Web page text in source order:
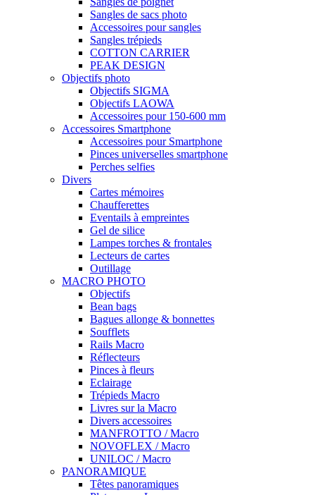
Sangles de sacs photo
Accessoires pour sangles
Sangles trépieds
COTTON CARRIER
PEAK DESIGN
Objectifs photo
Objectifs SIGMA
Objectifs LAOWA
Accessoires pour 150-600 mm
Accessoires Smartphone
Accessoires pour Smartphone
Pinces universelles smartphone
Perches selfies
Divers
Cartes mémoires
Chaufferettes
Eventails à empreintes
Gel de silice
Lampes torches & frontales
Lecteurs de cartes
Outillage
MACRO PHOTO
Objectifs
Bean bags
Bagues allonge & bonnettes
Soufflets
Rails Macro
Réflecteurs
Pinces à fleurs
Eclairage
Trépieds Macro
Livres sur la Macro
Divers accessoires
MANFROTTO / Macro
NOVOFLEX / Macro
UNILOC / Macro
PANORAMIQUE
Têtes panoramiques